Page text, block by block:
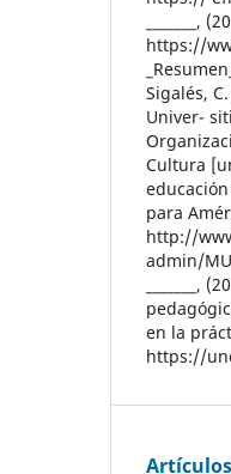
_______,
https://
Sigalés,
Univer-
Cultura
para
http://
admin/
en la
https://